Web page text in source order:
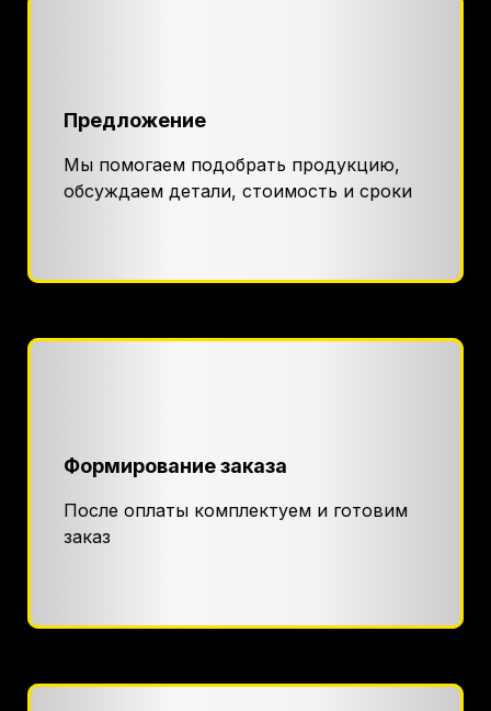
Предложение
Мы помогаем подобрать продукцию,
обсуждаем детали, стоимость и сроки
Формирование заказа
После оплаты комплектуем и готовим
заказ